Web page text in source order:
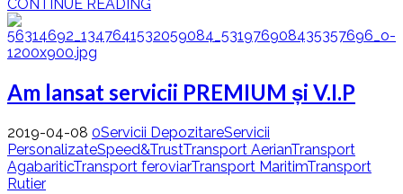
CONTINUE READING
Am lansat servicii PREMIUM și V.I.P
2019-04-08 0Servicii DepozitareServicii
PersonalizateSpeed&TrustTransport AerianTransport
AgabariticTransport feroviarTransport MaritimTransport
Rutier